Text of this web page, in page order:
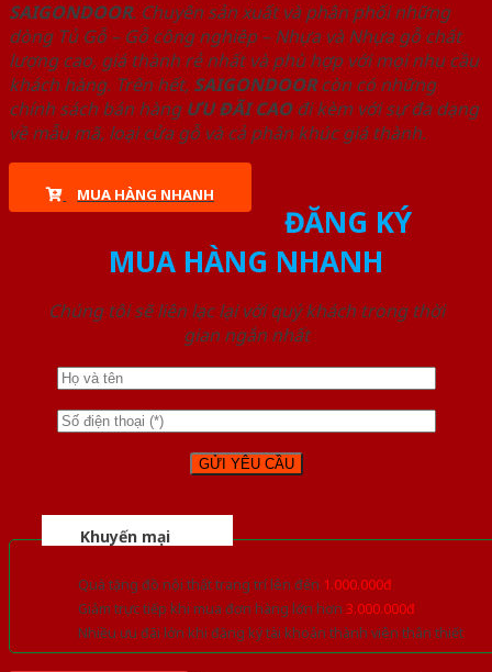
SAIGONDOOR. Chuyên sản xuất và phân phối những
dòng Tủ Gỗ – Gỗ công nghiêp – Nhựa và Nhựa gỗ chất
lượng cao, giá thành rẻ nhất và phù hợp với mọi nhu cầu
khách hàng. Trên hết, SAIGONDOORcòn có những
chính sách bán hàng ƯU ĐÃI CAOđi kèm với sự đa dạng
về mẫu mã, loại cửa gỗ và cả phân khúc giá thành.
MUA HÀNG NHANH
ĐĂNG KÝ
MUA HÀNG NHANH
Chúng tôi sẽ liên lạc lại với quý khách trong thời
gian ngắn nhất
Khuyến mại
Quà tặng đồ nội thất trang trí lên đến 1.000.000đ
Giảm trực tiếp khi mua đơn hàng lớn hơn 3.000.000đ
Nhiều ưu đãi lớn khi đăng ký tài khoản thành viên thân thiết